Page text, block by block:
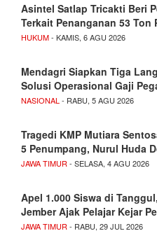
Asintel Satlap Tricakti Beri
Terkait Penanganan 53 Ton
HUKUM- KAMIS, 6 AGU 2026
Mendagri Siapkan Tiga
Solusi Operasional Gaji
NASIONAL - RABU, 5 AGU 2026
Tragedi KMP Mutiara
5 Penumpang, Nurul Huda
JAWA TIMUR - SELASA, 4 AGU 2026
Apel 1.000 Siswa di
Jember Ajak Pelajar Kejar
JAWA TIMUR - RABU, 29 JUL 2026